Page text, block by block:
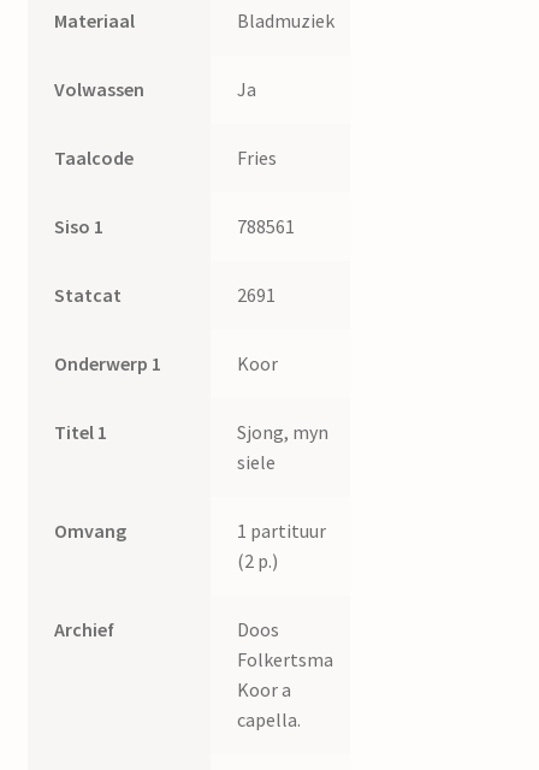
Materiaal Bladmuziek
Volwassen Ja
Taalcode Fries
Siso 1 788561
Statcat 2691
Onderwerp 1 Koor
Titel 1
Sjong, myn
siele
Omvang
1 partituur
(2 p.)
Archief
Doos
Folkertsma
Koor a
capella.